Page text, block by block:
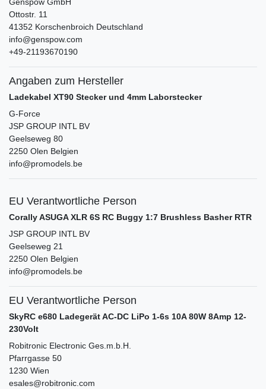
Ottostr. 11
41352 Korschenbroich Deutschland
info@genspow.com
+49-21193670190
Angaben zum Hersteller
Ladekabel XT90 Stecker und 4mm Laborstecker
G-Force
JSP GROUP INTL BV
Geelseweg 80
2250 Olen Belgien
info@promodels.be
EU Verantwortliche Person
Corally ASUGA XLR 6S RC Buggy 1:7 Brushless Basher RTR
JSP GROUP INTL BV
Geelseweg 21
2250 Olen Belgien
info@promodels.be
EU Verantwortliche Person
SkyRC e680 Ladegerät AC-DC LiPo 1-6s 10A 80W 8Amp 12-
230Volt
Robitronic Electronic Ges.m.b.H.
Pfarrgasse 50
1230 Wien
esales@robitronic.com